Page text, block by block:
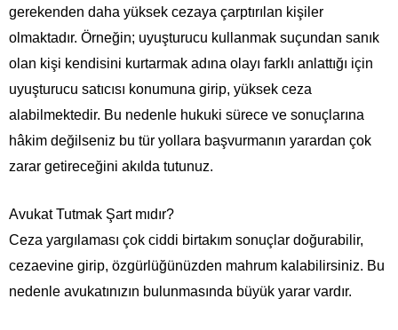
gerekenden daha yüksek cezaya çarptırılan kişiler
olmaktadır. Örneğin; uyuşturucu kullanmak suçundan sanık
olan kişi kendisini kurtarmak adına olayı farklı anlattığı için
uyuşturucu satıcısı konumuna girip, yüksek ceza
alabilmektedir. Bu nedenle hukuki sürece ve sonuçlarına
hâkim değilseniz bu tür yollara başvurmanın yarardan çok
zarar getireceğini akılda tutunuz.
Avukat Tutmak Şart mıdır?
Ceza yargılaması çok ciddi birtakım sonuçlar doğurabilir,
cezaevine girip, özgürlüğünüzden mahrum kalabilirsiniz. Bu
nedenle avukatınızın bulunmasında büyük yarar vardır.